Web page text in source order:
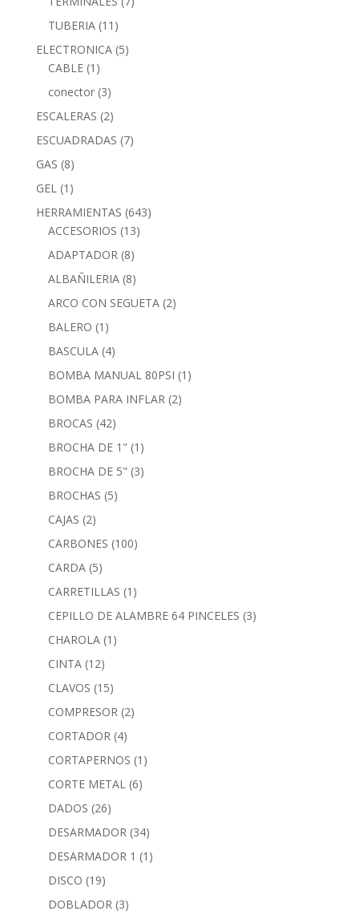
TUBERIA (11)
ELECTRONICA (5)
CABLE (1)
conector (3)
ESCALERAS (2)
ESCUADRADAS (7)
GAS (8)
GEL (1)
HERRAMIENTAS (643)
ACCESORIOS (13)
ADAPTADOR (8)
ALBAÑILERIA (8)
ARCO CON SEGUETA (2)
BALERO (1)
BASCULA (4)
BOMBA MANUAL 80PSI (1)
BOMBA PARA INFLAR (2)
BROCAS (42)
BROCHA DE 1" (1)
BROCHA DE 5" (3)
BROCHAS (5)
CAJAS (2)
CARBONES (100)
CARDA (5)
CARRETILLAS (1)
CEPILLO DE ALAMBRE 64 PINCELES (3)
CHAROLA (1)
CINTA (12)
CLAVOS (15)
COMPRESOR (2)
CORTADOR (4)
CORTAPERNOS (1)
CORTE METAL (6)
DADOS (26)
DESARMADOR (34)
DESARMADOR 1 (1)
DISCO (19)
DOBLADOR (3)